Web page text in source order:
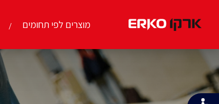
מוצרים לפי תחומים